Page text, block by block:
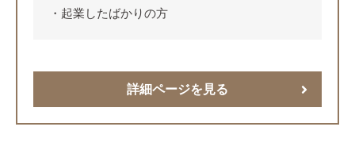
起業したばかりの方
詳細ページを見る